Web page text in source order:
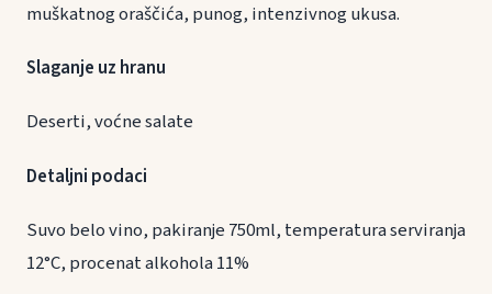
muškatnog oraščića, punog, intenzivnog ukusa.
Slaganje uz hranu
Deserti, voćne salate
Detaljni podaci
Suvo belo vino, pakiranje 750ml, temperatura serviranja
12°C, procenat alkohola 11%